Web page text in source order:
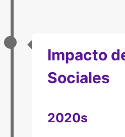
Impacto
Sociales
2020s